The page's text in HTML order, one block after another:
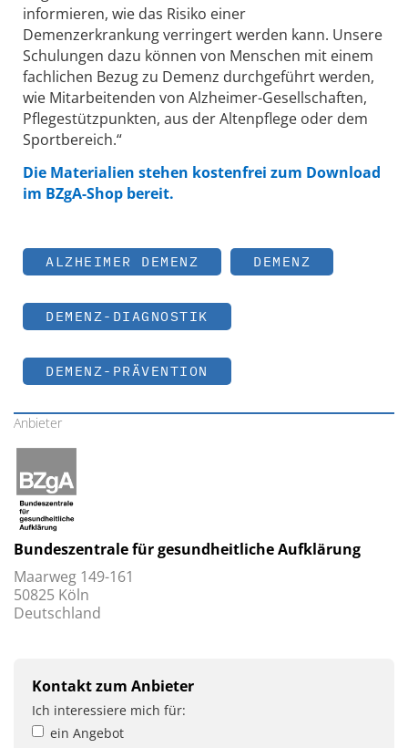
informieren, wie das Risiko einer
Demenzerkrankung verringert werden kann. Unsere
Schulungen dazu können von Menschen mit einem
fachlichen Bezug zu Demenz durchgeführt werden,
wie Mitarbeitenden von Alzheimer-Gesellschaften,
Pflegestützpunkten, aus der Altenpflege oder dem
Sportbereich.“
Die Materialien stehen kostenfrei zum Download
im BZgA-Shop bereit.
ALZHEIMER DEMENZ DEMENZ
DEMENZ-DIAGNOSTIK
DEMENZ-PRÄVENTION
Anbieter
Bundeszentrale für gesundheitliche Aufklärung
Maarweg 149-161
50825 Köln
Deutschland
Kontakt zum Anbieter
Ich interessiere mich für:
ein Angebot